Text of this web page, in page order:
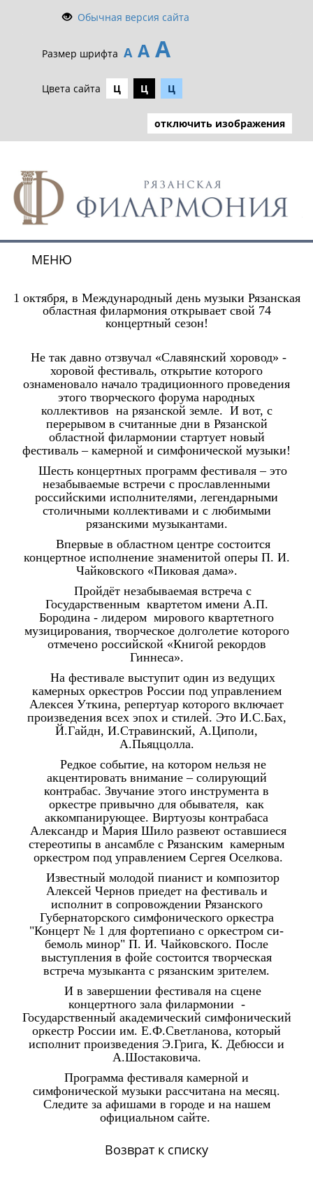
Обычная версия сайта
Размер шрифта А А А
Цвета сайта Ц Ц Ц
отключить изображения
МЕНЮ
1 октября, в Международный день музыки Рязанская
областная филармония открывает свой 74
концертный сезон!
Не так давно отзвучал «Славянский хоровод» -
хоровой фестиваль, открытие которого
ознаменовало начало традиционного проведения
этого творческого форума народных
коллективов на рязанской земле. И вот, с
перерывом в считанные дни в Рязанской
областной филармонии стартует новый
фестиваль – камерной и симфонической музыки!
Шесть концертных программ фестиваля – это
незабываемые встречи с прославленными
российскими исполнителями, легендарными
столичными коллективами и с любимыми
рязанскими музыкантами.
Впервые в областном центре состоится
концертное исполнение знаменитой оперы П. И.
Чайковского «Пиковая дама».
Пройдёт незабываемая встреча с
Государственным квартетом имени А.П.
Бородина - лидером мирового квартетного
музицирования, творческое долголетие которого
отмечено российской «Книгой рекордов
Гиннеса».
На фестивалe выступит один из ведущих
камерных оркестров России под управлением
Алексея Уткина, репертуар которого включает
произведения всех эпох и стилей. Это И.С.Бах,
Й.Гайдн, И.Стравинский, А.Циполи,
А.Пьяццолла.
Редкое событие, на котором нельзя не
акцентировать внимание – солирующий
контрабас. Звучание этого инструмента в
оркестре привычно для обывателя, как
аккомпанирующее. Виртуозы контрабаса
Александр и Мария Шило развеют оставшиеся
стереотипы в ансамбле с Рязанским камерным
оркестром под управлением Сергея Оселкова.
Известный молодой пианист и композитор
Алексей Чернов приедет на фестиваль и
исполнит в сопровождении Рязанского
Губернаторского симфонического оркестра
"Концерт № 1 для фортепиано с оркестром си-
бемоль минор" П. И. Чайковского. После
выступления в фойе состоится творческая
встреча музыканта с рязанским зрителем.
И в завершении фестиваля на сцене
концертного зала филармонии -
Государственный академический симфонический
оркестр России им. Е.Ф.Светланова, который
исполнит произведения Э.Грига, К. Дебюсси и
А.Шостаковича.
Программа фестиваля камерной и
симфонической музыки рассчитана на месяц.
Следите за афишами в городе и на нашем
официальном сайте.
Возврат к списку